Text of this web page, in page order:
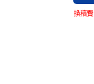
換稿費